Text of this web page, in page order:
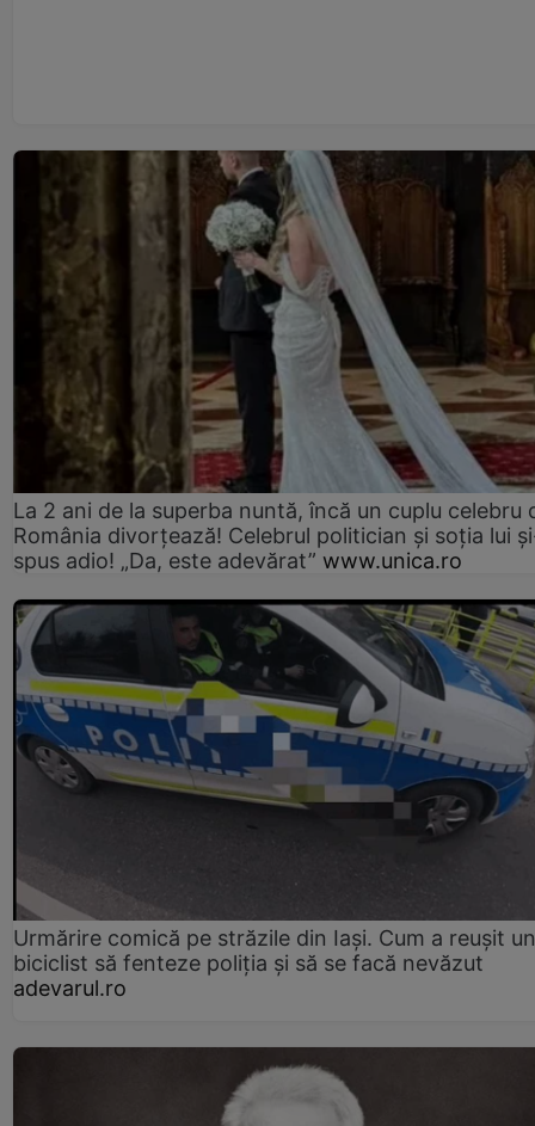
La 2 ani de la superba nuntă, încă un cuplu celebru
România divorțează! Celebrul politician și soția lui
spus adio! „Da, este adevărat” www.unica.ro
Urmărire comică pe străzile din Iași. Cum a reușit un
biciclist să fenteze poliția și să se facă nevăzut
adevarul.ro